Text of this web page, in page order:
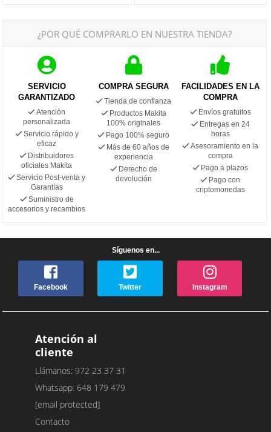
¿POR QUÉ COMPRARLO EN NUESTRA TIENDA?
SERVICIO
GARANTIZADO
Atención
personalizada
Servicio rápido y
eficaz
Distribuidores
oficiales Makita
Servicio Post-venta y
Garantías
Suministro de
accesorios y recambios
COMPRA SEGURA
Tienda de confianza
Productos Makita
100% originales
Pago 100% seguro
Más de 60 años de
experiencia
Derecho de
devolución
FACILIDADES EN LA
COMPRA
Envíos gratuitos
Entregas en 24
horas
Asesoramiento en la
compra
Pago a plazos
Pago con
criptomonedas
Síguenos en...
Facebook Twitter Instagram
Atención al
cliente
Llámanos: 972 23 37 31
Whatsapp: 648 179 479
[email protected]
Contacto